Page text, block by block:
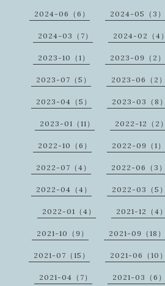
2024-06（6） 2024-05（3）
2024-03（7） 2024-02（4）
2023-10（1） 2023-09（2）
2023-07（5） 2023-06（2）
2023-04（5） 2023-03（8）
2023-01（11） 2022-12（2）
2022-10（6） 2022-09（1）
2022-07（4） 2022-06（3）
2022-04（4） 2022-03（5）
2022-01（4） 2021-12（4）
2021-10（9） 2021-09（18）
2021-07（15） 2021-06（10）
2021-04（7） 2021-03（6）